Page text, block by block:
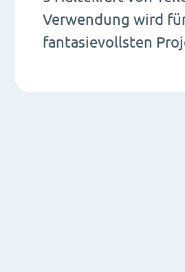
Verwendung wird
fantasievollsten